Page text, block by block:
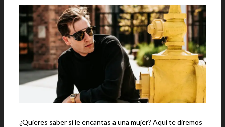
¿Quieres saber si le encantas a una mujer? Aquí te diremos